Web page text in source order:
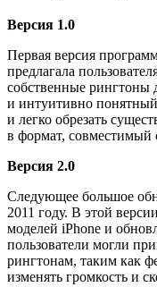
Версия 1.0
Первая версия
предлагала
собственные рингтоны
и интуитивно
и легко обрезать
в формат, совместимый
Версия 2.0
Следующее большое
2011 году. В этой
моделей iPhone и
пользователи могли
рингтонам, таким как
изменять громкость и